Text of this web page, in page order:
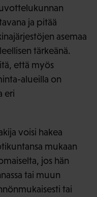
ja pitää
asemaa
tärkeänä.
että myös
alueilla on
eri
voisi hakea
mukaan
jos hän
tai muun
tai